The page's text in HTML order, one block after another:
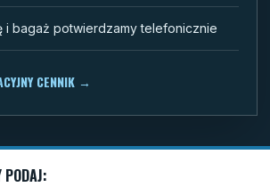
i bagaż potwierdzamy telefonicznie
CENNIK →
PODAJ: